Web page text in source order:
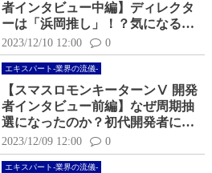
者インタビュー中編】ディレクタ
ーは「浜岡推し」！？気になる新
演出について聞いてみた
2023/12/10 12:00 0
エキスパート-業界の流儀-
【スマスロモンキーターンⅤ 開発
者インタビュー前編】なぜ周期抽
選になったのか？初代開発者に
「初代」と「Ⅴ」の話を聞いてみ
た
2023/12/09 12:00 0
エキスパート-業界の流儀-